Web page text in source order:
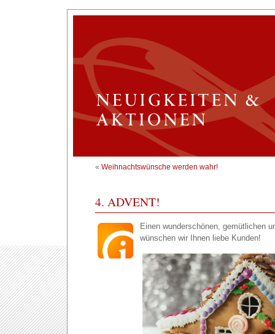
« Weihnachtswünsche werden wahr!
4. ADVENT!
Einen wunderschönen, gemütlichen
wünschen wir Ihnen liebe Kunden!